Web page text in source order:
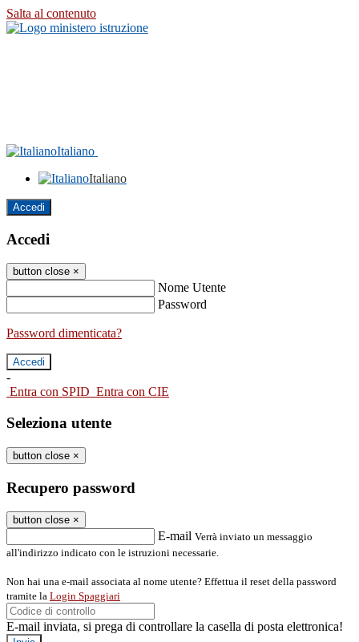
Salta al contenuto
Italiano
Italiano
Accedi
Accedi
button close ×
Nome Utente
Password
Password dimenticata?
-
Entra con SPID Entra con CIE
Seleziona utente
button close ×
Recupero password
button close ×
E-mail Verrà inviato un messaggio
all'indirizzo indicato con le istruzioni necessarie.
Non hai una e-mail associata al nome utente? Effettua il reset della password
tramite la Login Spaggiari
E-mail inviata, si prega di controllare la casella di posta elettronica!